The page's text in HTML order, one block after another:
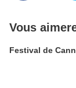
Vous
Festival de